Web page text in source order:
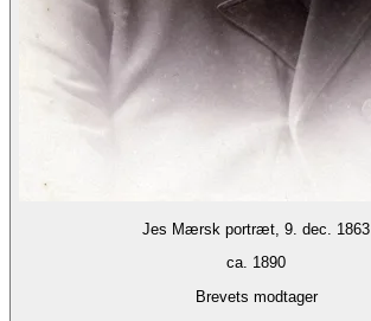
Jes Mærsk portræt, 9. dec. 1863
ca. 1890
Brevets modtager